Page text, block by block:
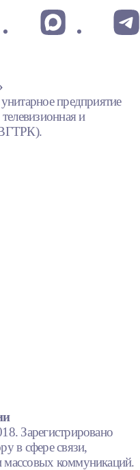
предприятие
и
Зарегистрировано
в сфере связи,
коммуникаций.